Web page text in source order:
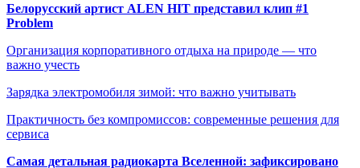
Белорусский артист ALEN HIT представил клип #1
Problem
Организация корпоративного отдыха на природе — что
важно учесть
Зарядка электромобиля зимой: что важно учитывать
Практичность без компромиссов: современные решения для
сервиса
Самая детальная радиокарта Вселенной: зафиксировано